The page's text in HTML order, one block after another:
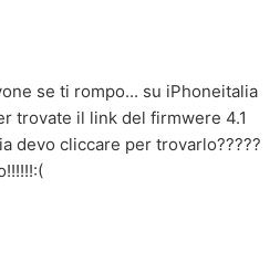
se ti rompo... su iPhoneitalia
trovate il link del firmwere 4.1
devo cliccare per trovarlo?????